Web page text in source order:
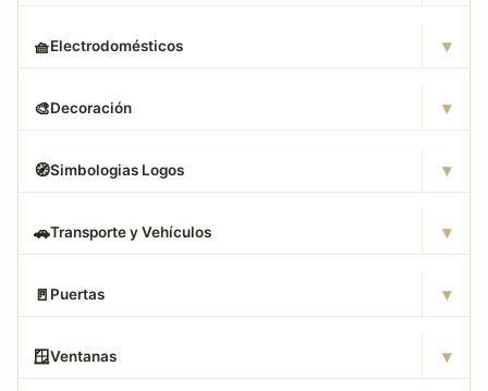
🧺Electrodomésticos ▾
🎨Decoración ▾
🧭Simbologias Logos ▾
🚗Transporte y Vehículos ▾
🚪 Puertas ▾
🪟Ventanas ▾